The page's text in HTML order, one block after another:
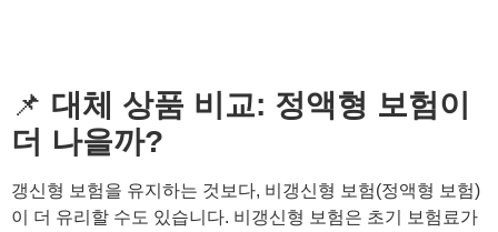
📌 대체 상품 비교: 정액형 보험이
더 나을까?
갱신형 보험을 유지하는 것보다, 비갱신형 보험(정액형 보험)
이 더 유리할 수도 있습니다. 비갱신형 보험은 초기 보험료가